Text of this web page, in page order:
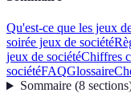
Qu'est-ce que les jeux
soirée jeux de société
jeux de sociétéChiffres
sociétéFAQGlossaire
Sommaire(8 sections